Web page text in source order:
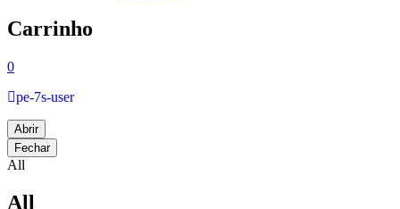
Carrinho
0
pe-7s-user
Abrir
Fechar
All
All